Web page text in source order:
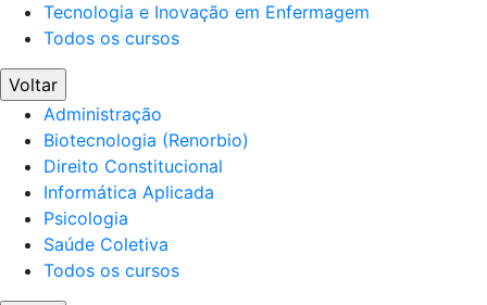
Tecnologia e Inovação em Enfermagem
Todos os cursos
Voltar
Administração
Biotecnologia (Renorbio)
Direito Constitucional
Informática Aplicada
Psicologia
Saúde Coletiva
Todos os cursos